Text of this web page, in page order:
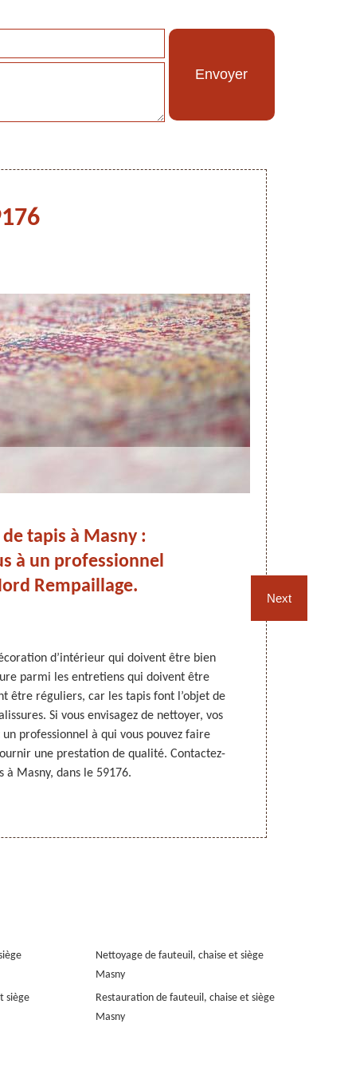
tapis à Masny :
à un professionnel
Rempaillage.
d’intérieur qui doivent être bien
parmi les entretiens qui doivent être
être réguliers, car les tapis font l’objet de
Si vous envisagez de nettoyer, vos
professionnel à qui vous pouvez faire
une prestation de qualité. Contactez-
à Masny, dans le 59176.
Next
siège
Nettoyage de fauteuil, chaise et siège
Masny
Restauration de fauteuil, chaise et siège
Masny